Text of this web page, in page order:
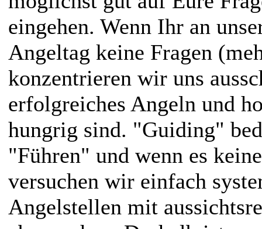
eingehen. Wenn Ihr an
Angeltag keine Fragen
konzentrieren wir uns
erfolgreiches Angeln und
hungrig sind. "Guiding"
"Führen" und wenn es
versuchen wir einfach
Angelstellen mit